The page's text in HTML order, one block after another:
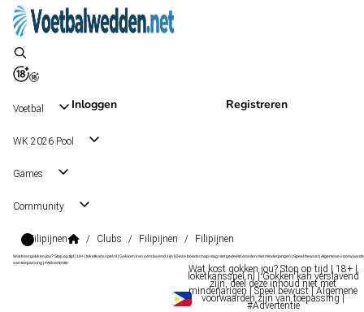
Inloggen Registreren
Voetbal
WK 2026 Pool
Games
Community
Filipijnen / Clubs / Filipijnen / Filipijnen
Wat kost gokken jou? Stop op tijd | 18+ | loketkansspel.nl | Gokken kan verslavend zijn | Deze boodschap mag niet gedeeld worden met minderjarigen | Speel bewust | Algemene
van toepassing | #Advertentie
Wat kost gokken jou? Stop op tijd | 18+ |
loketkansspel.nl | Gokken kan verslavend
zijn, deel deze inhoud niet met
minderjarigen | Speel bewust | Algemene
voorwaarden zijn van toepassing |
#Advertentie